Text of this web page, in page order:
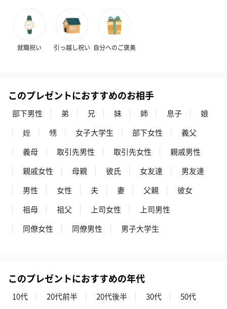
自然のお花で作ったドライフラワー・プリザーブドフラワーを同
梱します。
い。パッケージに入れてお届けします。
プリザーブドフラワー
（2,580円）
プリザーブドフラワー
（2,580円）
アミュレット
紅茶・コーヒー・スイーツ
紅茶・コーヒー・スイーツを同梱してお届けいたします。ギフト
就職祝い 引っ越し祝い 自分へのご褒美
このプレゼントにおすすめのお相手
部下男性 弟 兄 妹 姉 息子
娘
姪
甥 女子大学生 部下女性
義父
義母
取引先男性 取引先女性
親戚男性
親戚女性
母親 彼氏 女友達
男友達
男性
女性 夫 妻 父親
彼女
祖母
祖父 上司女性
上司男性
同僚女性
同僚男性 男子大学生
このプレゼントにおすすめの年代
10代 20代前半 20代後半 30代
50代